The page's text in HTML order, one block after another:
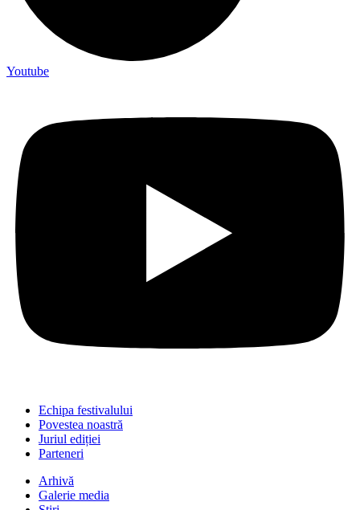
Youtube
Echipa festivalului
Povestea noastră
Juriul ediției
Parteneri
Arhivă
Galerie media